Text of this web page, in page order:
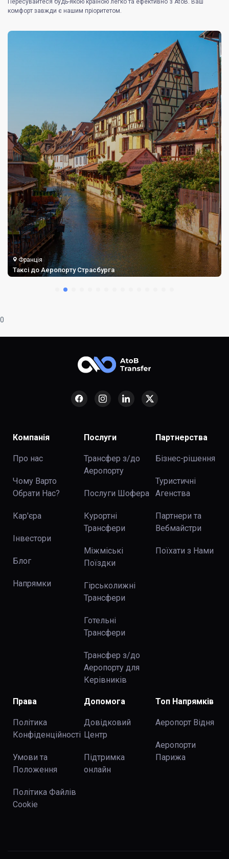
Пересувайтеся будь-якою країною легко та ефективно з AtoB. Ваш
комфорт завжди є нашим пріоритетом.
Франція
Таксі до Аеропорту Страсбурга
0
Компанія
Про нас
Чому Варто
Обрати Нас?
Кар'єра
Інвестори
Блог
Напрямки
Послуги
Трансфер з/до
Аеропорту
Послуги Шофера
Курортні
Трансфери
Міжміські
Поїздки
Гірськолижні
Трансфери
Готельні
Трансфери
Трансфер з/до
Аеропорту для
Керівників
Партнерства
Бізнес-рішення
Туристичні
Агенства
Партнери та
Вебмайстри
Поїхати з Нами
Права
Політика
Конфіденційності
Умови та
Положення
Політика Файлів
Cookie
Допомога
Довідковий
Центр
Підтримка
онлайн
Топ Напрямків
Аеропорт Відня
Аеропорти
Парижа